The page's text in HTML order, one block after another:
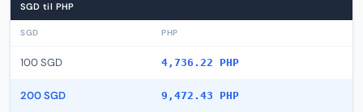
SGD til PHP
SGD PHP
100 SGD 4,736.22 PHP
200 SGD 9,472.43 PHP